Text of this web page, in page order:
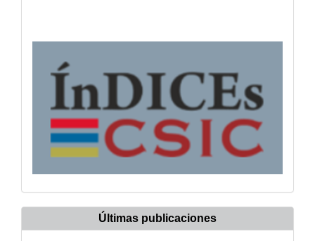
Últimas publicaciones